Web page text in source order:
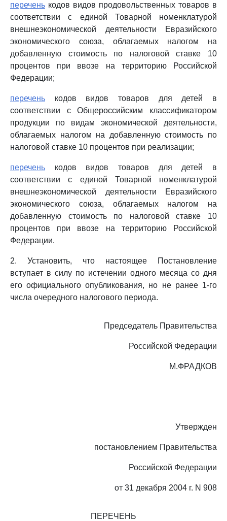
перечень кодов видов продовольственных товаров в
соответствии с единой Товарной номенклатурой
внешнеэкономической деятельности Евразийского
экономического союза, облагаемых налогом на
добавленную стоимость по налоговой ставке 10
процентов при ввозе на территорию Российской
Федерации;
перечень кодов видов товаров для детей в
соответствии с Общероссийским классификатором
продукции по видам экономической деятельности,
облагаемых налогом на добавленную стоимость по
налоговой ставке 10 процентов при реализации;
перечень кодов видов товаров для детей в
соответствии с единой Товарной номенклатурой
внешнеэкономической деятельности Евразийского
экономического союза, облагаемых налогом на
добавленную стоимость по налоговой ставке 10
процентов при ввозе на территорию Российской
Федерации.
2. Установить, что настоящее Постановление
вступает в силу по истечении одного месяца со дня
его официального опубликования, но не ранее 1-го
числа очередного налогового периода.
Председатель Правительства
Российской Федерации
М.ФРАДКОВ
Утвержден
постановлением Правительства
Российской Федерации
от 31 декабря 2004 г. N 908
ПЕРЕЧЕНЬ